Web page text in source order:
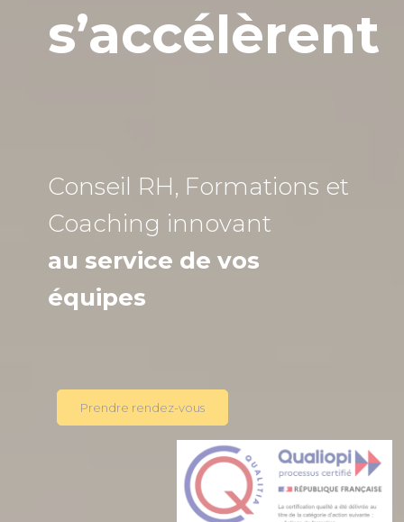
s’accélèrent
Conseil RH, Formations et
Coaching innovant
au service de vos
équipes
Prendre rendez-vous